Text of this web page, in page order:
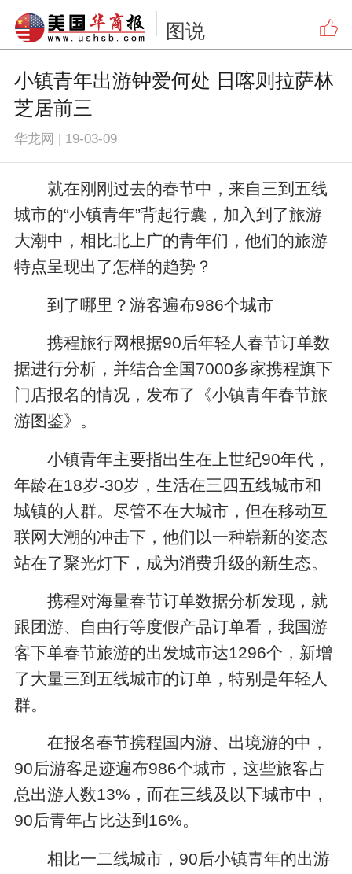
图说
小镇青年出游钟爱何处 日喀则拉萨林
芝居前三
华龙网 | 19-03-09
就在刚刚过去的春节中，来自三到五线
城市的“小镇青年”背起行囊，加入到了旅游
大潮中，相比北上广的青年们，他们的旅游
特点呈现出了怎样的趋势？
到了哪里？游客遍布986个城市
携程旅行网根据90后年轻人春节订单数
据进行分析，并结合全国7000多家携程旗下
门店报名的情况，发布了《小镇青年春节旅
游图鉴》。
小镇青年主要指出生在上世纪90年代，
年龄在18岁-30岁，生活在三四五线城市和
城镇的人群。尽管不在大城市，但在移动互
联网大潮的冲击下，他们以一种崭新的姿态
站在了聚光灯下，成为消费升级的新生态。
携程对海量春节订单数据分析发现，就
跟团游、自由行等度假产品订单看，我国游
客下单春节旅游的出发城市达1296个，新增
了大量三到五线城市的订单，特别是年轻人
群。
在报名春节携程国内游、出境游的中，
90后游客足迹遍布986个城市，这些旅客占
总出游人数13%，而在三线及以下城市中，
90后青年占比达到16%。
相比一二线城市，90后小镇青年的出游